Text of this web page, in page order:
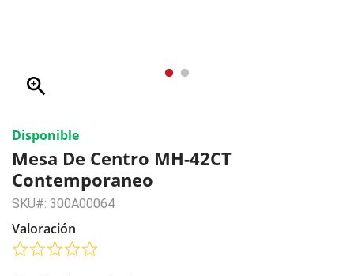
zoom_in
Disponible
Mesa De Centro MH-42CT
Contemporaneo
SKU#: 300A00064
Valoración